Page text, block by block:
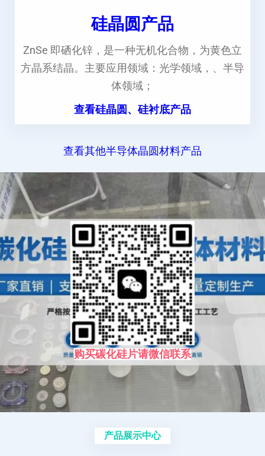
硅晶圆产品
ZnSe 即硒化锌，是一种无机化合物，为黄色立
方晶系结晶。主要应用领域：光学领域，、半导
体领域；
查看硅晶圆、硅衬底产品
查看其他半导体晶圆材料产品
购买碳化硅片请微信联系
产品展示中心